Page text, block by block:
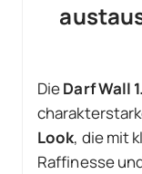
DieDarf Wall
Look, die mit
Raffinesse